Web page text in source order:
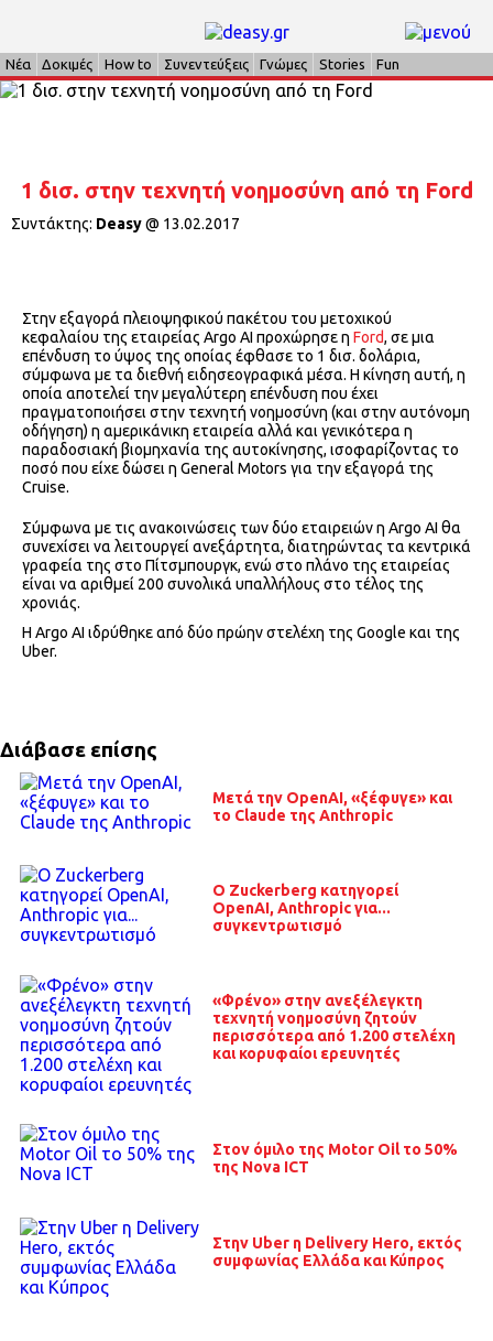
Νέα Δοκιμές How to Συνεντεύξεις Γνώμες Stories Fun
1 δισ. στην τεχνητή νοημοσύνη από τη Ford
Συντάκτης: Deasy@ 13.02.2017
Στην εξαγορά πλειοψηφικού πακέτου του μετοχικού
κεφαλαίου της εταιρείας Argo AI προχώρησε η Ford, σε μια
επένδυση το ύψος της οποίας έφθασε το 1 δισ. δολάρια,
σύμφωνα με τα διεθνή ειδησεογραφικά μέσα. Η κίνηση αυτή, η
οποία αποτελεί την μεγαλύτερη επένδυση που έχει
πραγματοποιήσει στην τεχνητή νοημοσύνη (και στην αυτόνομη
οδήγηση) η αμερικάνικη εταιρεία αλλά και γενικότερα η
παραδοσιακή βιομηχανία της αυτοκίνησης, ισοφαρίζοντας το
ποσό που είχε δώσει η General Motors για την εξαγορά της
Cruise.
Σύμφωνα με τις ανακοινώσεις των δύο εταιρειών η Argo AI θα
συνεχίσει να λειτουργεί ανεξάρτητα, διατηρώντας τα κεντρικά
γραφεία της στο Πίτσμπουργκ, ενώ στο πλάνο της εταιρείας
είναι να αριθμεί 200 συνολικά υπαλλήλους στο τέλος της
χρονιάς.
Η Argo AI ιδρύθηκε από δύο πρώην στελέχη της Google και της
Uber.
Διάβασε επίσης
Μετά την OpenAI, «ξέφυγε» και
το Claude της Anthropic
O Zuckerberg κατηγορεί
OpenAI, Anthropic για...
συγκεντρωτισμό
«Φρένο» στην ανεξέλεγκτη
τεχνητή νοημοσύνη ζητούν
περισσότερα από 1.200 στελέχη
και κορυφαίοι ερευνητές
Στον όμιλο της Motor Oil το 50%
της Nova ICT
Στην Uber η Delivery Hero, εκτός
συμφωνίας Ελλάδα και Κύπρος